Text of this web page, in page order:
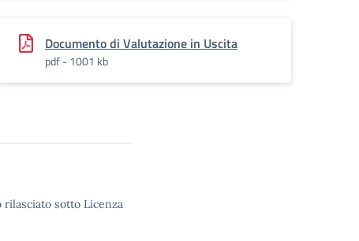
Documento di Valutazione in Uscita
pdf - 1001 kb
rilasciato sotto Licenza